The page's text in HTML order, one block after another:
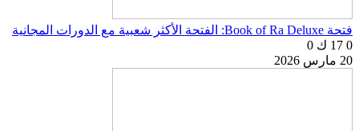
فتحة Book of Ra Deluxe: الفتحة الأكثر شعبية مع الدورات المجانية
0 17 ك
0
20 مارس 2026